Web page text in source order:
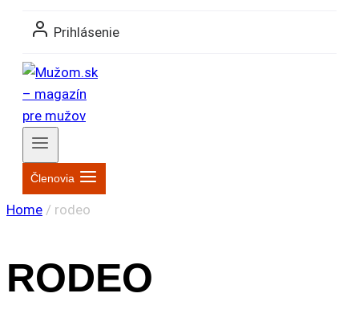
Prihlásenie
Členovia
Home / rodeo
RODEO